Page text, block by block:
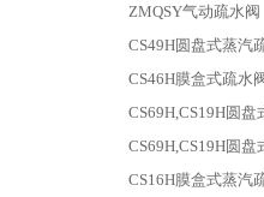
ZMQSY气动疏水阀
CS49H圆盘式蒸汽
CS46H膜盒式疏水
CS69H,CS19H圆盘
CS69H,CS19H圆盘
CS16H膜盒式蒸汽